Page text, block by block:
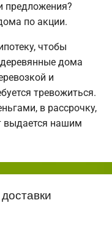
предложения?
по акции.
чтобы
дома
и
тревожиться.
в рассрочку,
выдается нашим